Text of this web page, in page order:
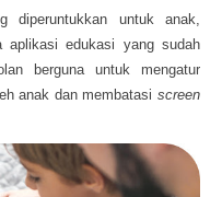
diperuntukkan untuk anak,
aplikasi edukasi yang sudah
berguna untuk mengatur
anak dan membatasi screen